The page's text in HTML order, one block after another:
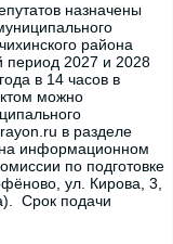
назначены
района
период 2027 и 2028
в 14 часов в
можно
в разделе
информационном
по подготовке
ул. Кирова, 3,
Срок подачи